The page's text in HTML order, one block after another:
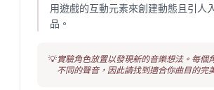
用遊戲的互動元素來創建動態且引人
品。
💡實驗角色放置以發現新的音樂想法。每個
不同的聲音，因此請找到適合你曲目的完